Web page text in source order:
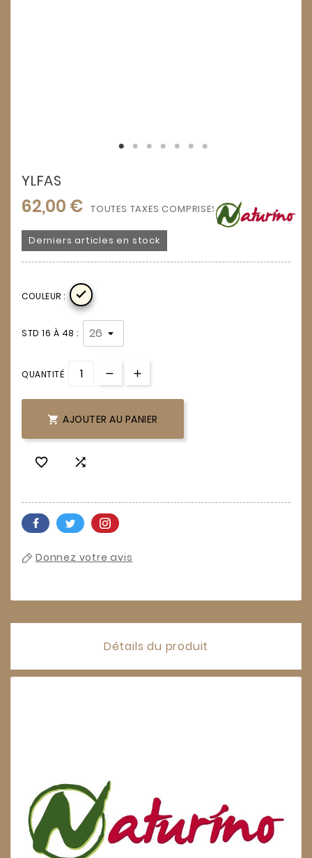
YLFAS
62,00 € TOUTES TAXES COMPRISES
Derniers articles en stock
COULEUR : 
STD 16 À 48 :
QUANTITÉ
 AJOUTER AU PANIER
 
Donnez votre avis
Détails du produit